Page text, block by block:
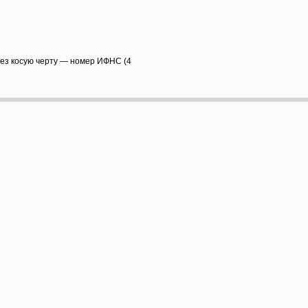
косую черту — номер ИФНС (4